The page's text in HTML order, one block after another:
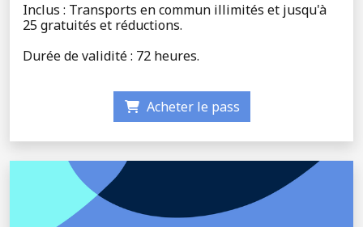
Inclus : Transports en commun illimités et jusqu'à
25 gratuités et réductions.
Durée de validité : 72 heures.
Acheter le pass